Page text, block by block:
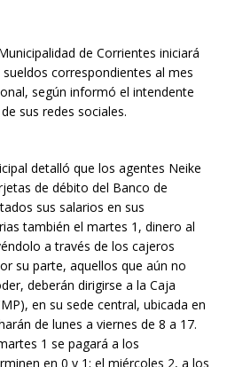
de Corrientes iniciará
correspondientes al mes
según informó el intendente
sus redes sociales.
detalló que los agentes Neike
de débito del Banco de
sus salarios en sus
también el martes 1, dinero al
a través de los cajeros
su parte, aquellos que aún no
deberán dirigirse a la Caja
en su sede central, ubicada en
de lunes a viernes de 8 a 17.
1 se pagará a los
en 0 y 1; el miércoles 2, a los